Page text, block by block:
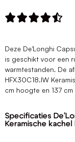

Deze De'Longhi
is geschikt voor een
warmtestanden. De
HFX30C18.IW
cm hoogte en 137
Specificaties
Keramische kachel